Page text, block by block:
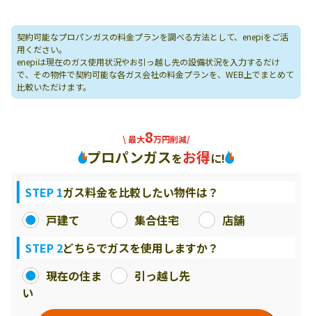
契約可能なプロパンガスの料金プランを調べる方法として、enepiをご活
用ください。
enepiは現在のガス使用状況やお引っ越し先の設備状況を入力するだけ
で、その物件で契約可能な各ガス会社の料金プランを、WEB上でまとめて
比較いただけます。
\ 最大8万円削減/
プロパンガスをお得に!
STEP 1ガス料金を比較したい物件は？
戸建て
集合住宅
店舗
STEP 2どちらでガスを使用しますか？
現在の住ま
い
引っ越し先